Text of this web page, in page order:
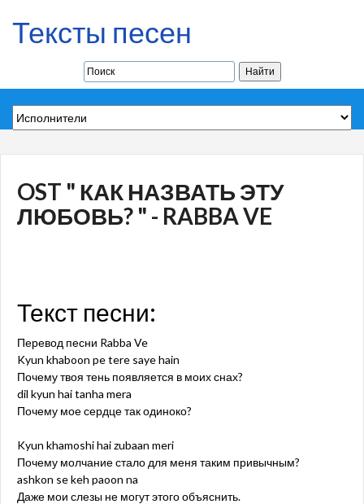
Тексты песен
OST " КАК НАЗВАТЬ ЭТУ
ЛЮБОВЬ? " - RABBA VE
Текст песни:
Перевод песни Rabba Ve
Kyun khaboon pe tere saye hain
Почему твоя тень появляется в моих снах?
dil kyun hai tanha mera
Почему мое сердце так одиноко?
Kyun khamoshi hai zubaan meri
Почему молчание стало для меня таким привычным?
ashkon se keh paoon na
Даже мои слезы не могут этого объяснить.